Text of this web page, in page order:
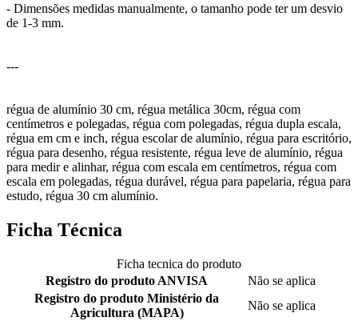
- Dimensões medidas manualmente, o tamanho pode ter um desvio
de 1-3 mm.
---
régua de alumínio 30 cm, régua metálica 30cm, régua com
centímetros e polegadas, régua com polegadas, régua dupla escala,
régua em cm e inch, régua escolar de alumínio, régua para escritório,
régua para desenho, régua resistente, régua leve de alumínio, régua
para medir e alinhar, régua com escala em centímetros, régua com
escala em polegadas, régua durável, régua para papelaria, régua para
estudo, régua 30 cm alumínio.
Ficha Técnica
Ficha tecnica do produto
Registro do produto ANVISA
Não se aplica
Registro do produto Ministério da
Agricultura (MAPA)
Não se aplica